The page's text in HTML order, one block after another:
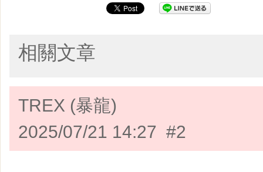
相關文章
TREX (暴龍)
2025/07/21 14:27 #2